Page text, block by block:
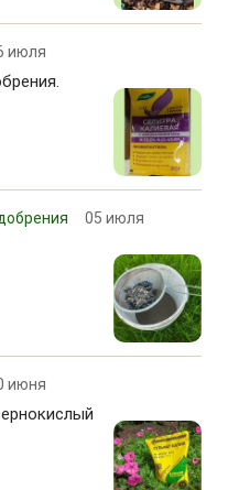
июля
05 июля
июня